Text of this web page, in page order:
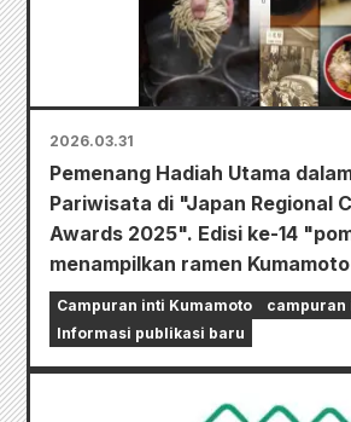
2026.03.31
Pemenang Hadiah Utama
Pariwisata di "Japan Regional
Awards 2025". Edisi ke-14
menampilkan ramen
Campuran inti Kumamoto campuran
Informasi publikasi baru